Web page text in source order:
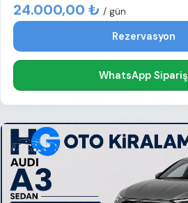
24.000,00 ₺ / gün
Rezervasyon
WhatsApp Sipariş